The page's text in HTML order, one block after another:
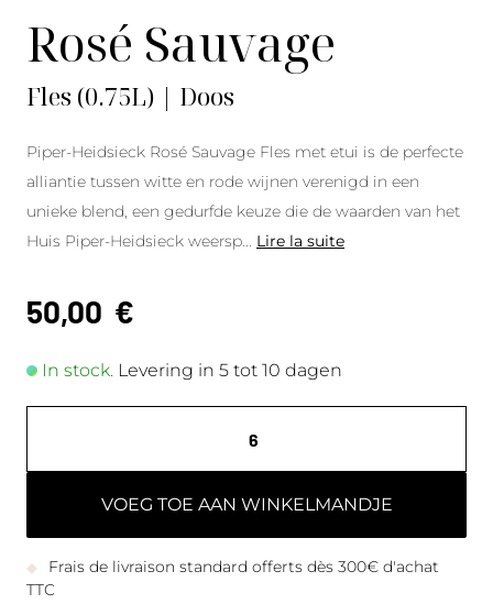
Rosé Sauvage
Fles (0.75L) | Doos
Piper-Heidsieck Rosé Sauvage Fles met etui is de perfecte
alliantie tussen witte en rode wijnen verenigd in een
unieke blend, een gedurfde keuze die de waarden van het
Huis Piper-Heidsieck weersp
Lire la suite
50,00 €
In stock. Levering in 5 tot 10 dagen
VOEG TOE AAN WINKELMANDJE
Frais de livraison standard offerts dès 300€ d'achat
TTC